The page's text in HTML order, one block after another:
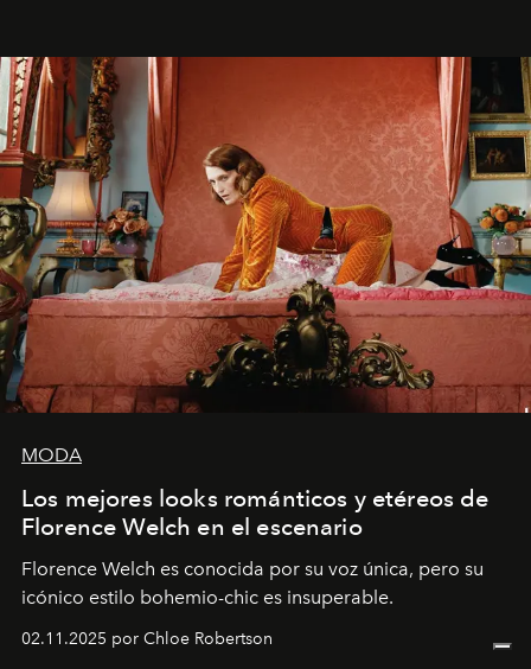
MODA
Los mejores looks románticos y etéreos de
Florence Welch en el escenario
Florence Welch es conocida por su voz única, pero su
icónico estilo bohemio-chic es insuperable.
02.11.2025 por Chloe Robertson